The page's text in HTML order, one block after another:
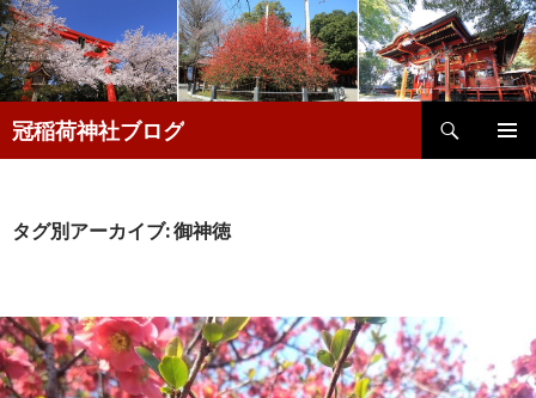
冠稲荷神社ブログ
索
ン
動
タグ別アーカイブ: 御神徳